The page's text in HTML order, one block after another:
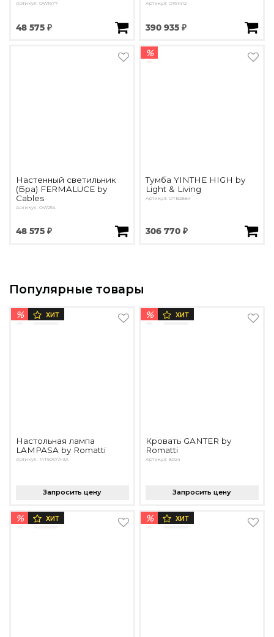
Артикул: OW1677
48 575 ₽
Артикул: OW1412
390 935 ₽
Настенный светильник
(Бра) FERMALUCE by
Cables
Артикул: OW254
48 575 ₽
%
Тумба YINTHE HIGH by
Light & Living
Артикул: ОTB2884
306 770 ₽
Популярные товары
% ХИТ
Настольная лампа
LAMPASA by Romatti
Артикул: MT6067A-3A
Запросить цену
% ХИТ
Кровать GANTER by
Romatti
Артикул: 8024
Запросить цену
% ХИТ % ХИТ